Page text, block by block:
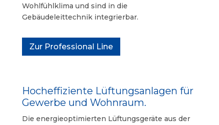
Wohlfühlklima und sind in die
Gebäudeleittechnik integrierbar.
Zur Professional Line
Hocheffiziente Lüftungsanlagen für
Gewerbe und Wohnraum.
Die energieoptimierten Lüftungsgeräte aus der